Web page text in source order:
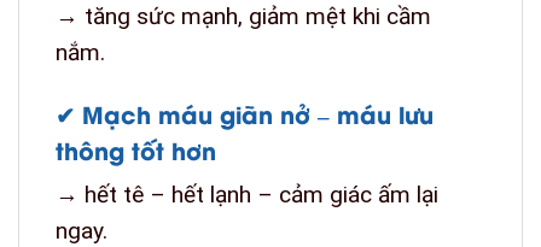
→ tăng sức mạnh, giảm mệt khi cầm
nắm.
✔ Mạch máu giãn nở – máu lưu
thông tốt hơn
→ hết tê – hết lạnh – cảm giác ấm lại
ngay.